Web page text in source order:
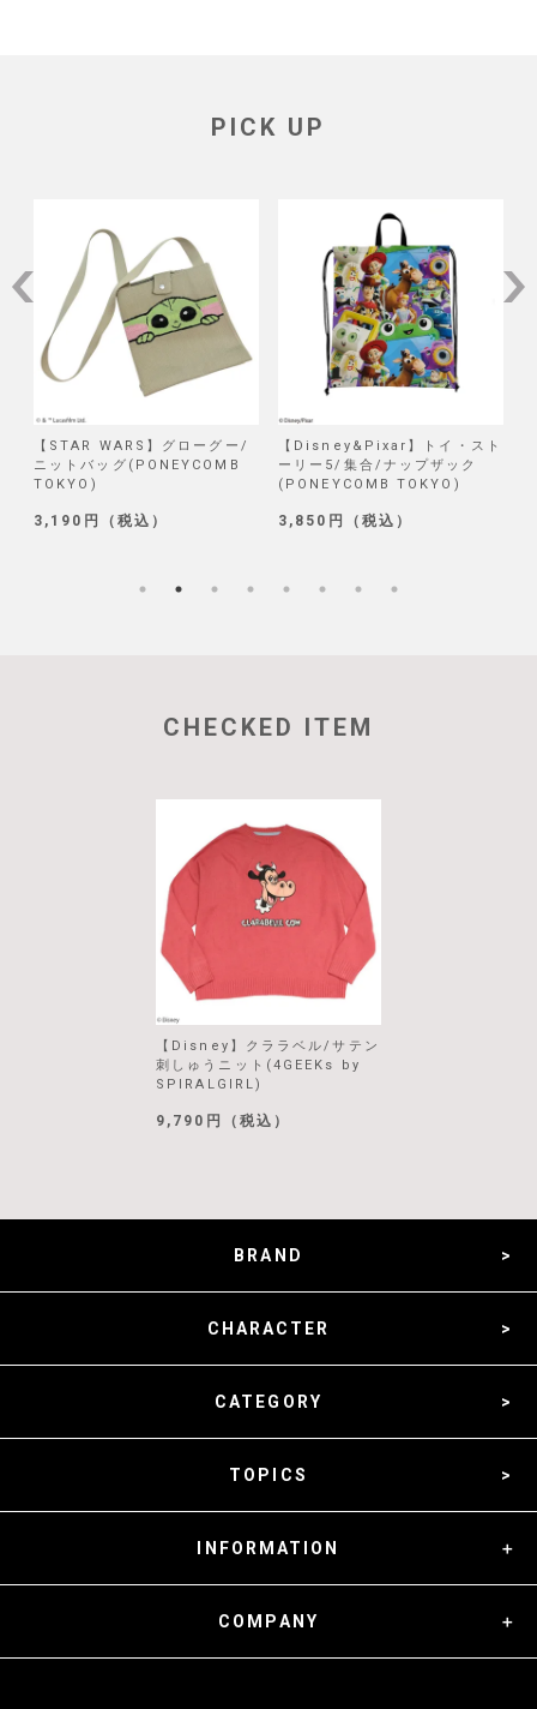
PICK UP
【STAR WARS】グローグー/
ニットバッグ(PONEYCOMB
TOKYO)
3,190円（税込）
【Disney&Pixar】トイ・スト
ーリー5/集合/ナップザック
(PONEYCOMB TOKYO)
3,850円（税込）
CHECKED ITEM
【Disney】クララベル/サテン
刺しゅうニット(4GEEKs by
SPIRALGIRL)
9,790円（税込）
BRAND
CHARACTER
CATEGORY
TOPICS
INFORMATION
COMPANY